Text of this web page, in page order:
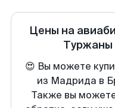
Цены на
Туржаны
😍 Вы можете
из Мадрида в
Также вы